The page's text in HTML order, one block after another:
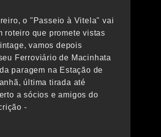
o "Passeio à Vitela" vai
roteiro que promete vistas
vamos depois
Ferroviário de Macinhata
paragem na Estação de
última tirada até
a sócios e amigos do
-